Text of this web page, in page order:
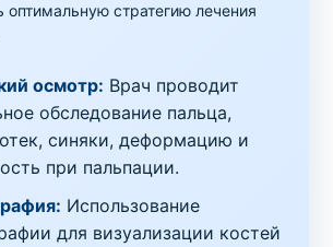
оптимальную стратегию лечения
осмотр: Врач проводит
обследование пальца,
синяки, деформацию и
при пальпации.
Использование
для визуализации костей